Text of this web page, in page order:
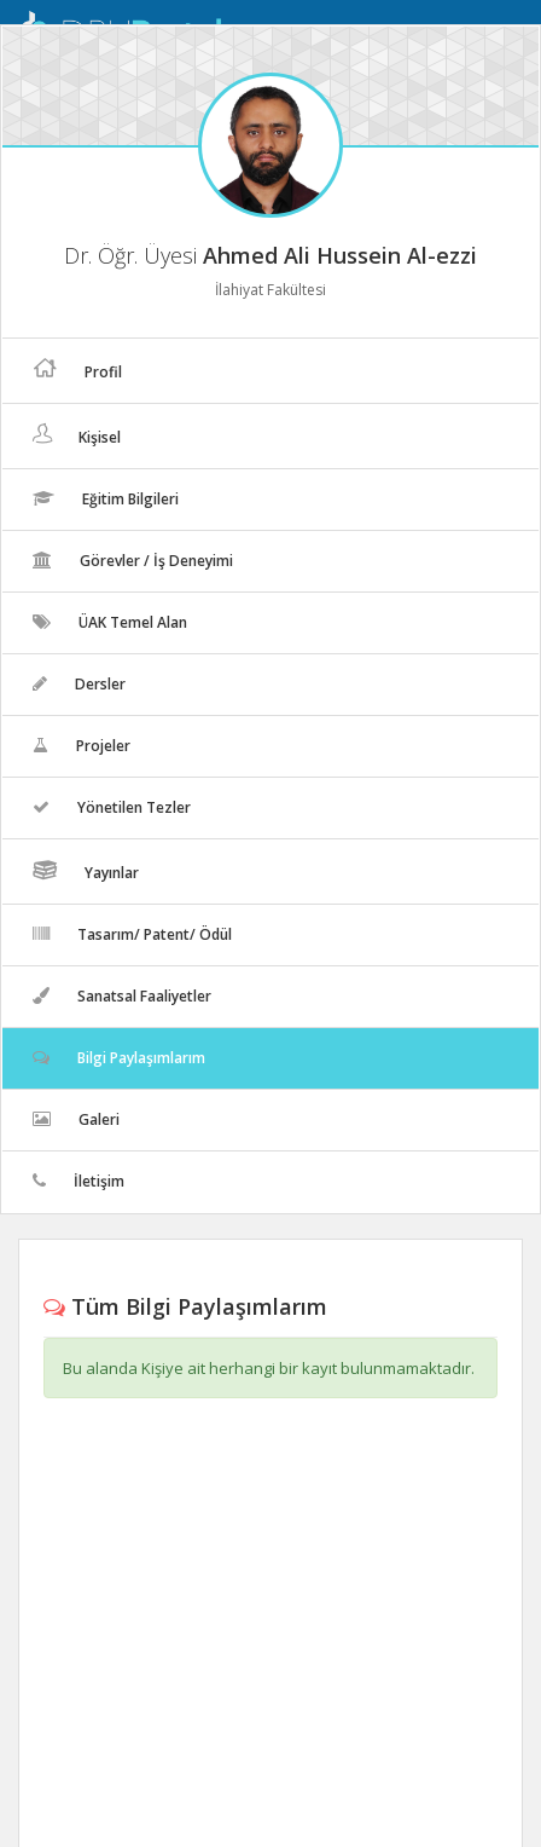
Mobil
Dr. Öğr. Üyesi Ahmed Ali Hussein Al-ezzi
İlahiyat Fakültesi
Profil
Kişisel
Eğitim Bilgileri
Görevler / İş Deneyimi
ÜAK Temel Alan
Dersler
Projeler
Yönetilen Tezler
Yayınlar
Tasarım/ Patent/ Ödül
Sanatsal Faaliyetler
Bilgi Paylaşımlarım
Galeri
İletişim
Tüm Bilgi Paylaşımlarım
Bu alanda Kişiye ait herhangi bir kayıt bulunmamaktadır.